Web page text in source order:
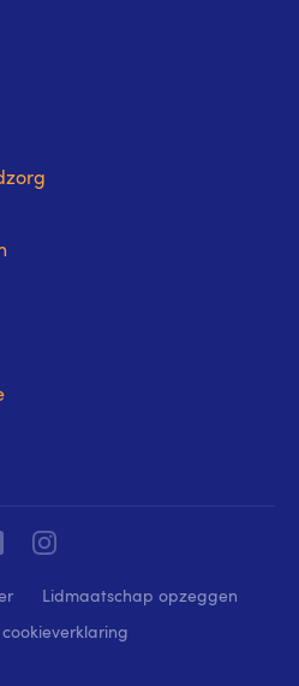
Lidmaatschap opzeggen
Linkedin